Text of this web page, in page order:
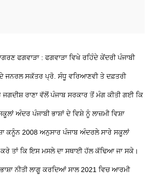
ਫਗਵਾੜਾ : ਫਗਵਾੜਾ ਵਿਖੇ ਰਹਿੰਦੇ ਕੇਂਦਰੀ ਪੰਜਾਬੀ
ਜਨਰਲ ਸਕੱਤਰ ਪ੍ਰੋ. ਸੰਧੂ ਵਰਿਆਣਵੀ ਤੇ ਦਫ਼ਤਰੀ
ਰਾਣਾ ਵੱਲੋਂ ਪੰਜਾਬ ਸਰਕਾਰ ਤੋਂ ਮੰਗ ਕੀਤੀ ਗਈ ਕਿ
ਅੰਦਰ ਪੰਜਾਬੀ ਭਾਸ਼ਾਂ ਦੇ ਵਿਸ਼ੇ ਨੂੰ ਲਾਜ਼ਮੀ ਵਿਸ਼ਾ
ਕਨੂੰਨ 2008 ਅਨੁਸਾਰ ਪੰਜਾਬ ਅੰਦਰਲੇ ਸਾਰੇ ਸਕੂਲਾਂ
ਕਰੇ ਤਾਂ ਕਿ ਇਸ ਮਸਲੇ ਦਾ ਸਥਾਈ ਹੱਲ ਕੱਢਿਆ ਜਾ ਸਕੇ।
ਨੀਤੀ ਲਾਗੂ ਕਰਦਿਆਂ ਸਾਲ 2021 ਵਿਚ ਆਰਮੀ